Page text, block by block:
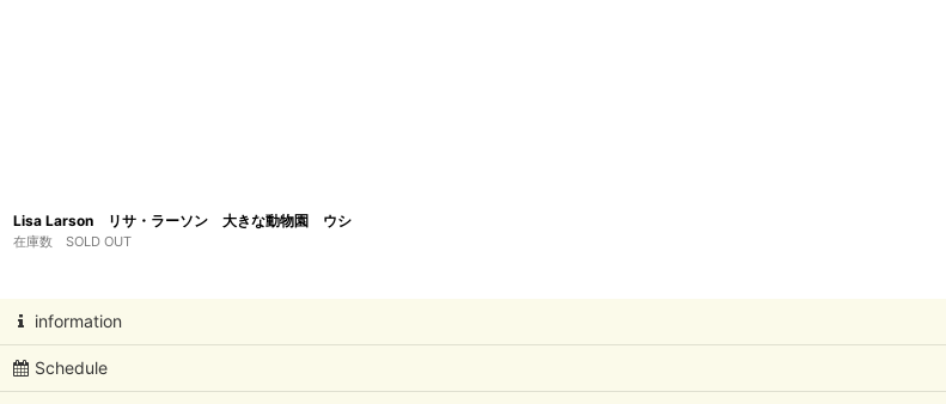
Lisa Larson リサ・ラーソン 大きな動物園 ウシ
在庫数 SOLD OUT
information
Schedule